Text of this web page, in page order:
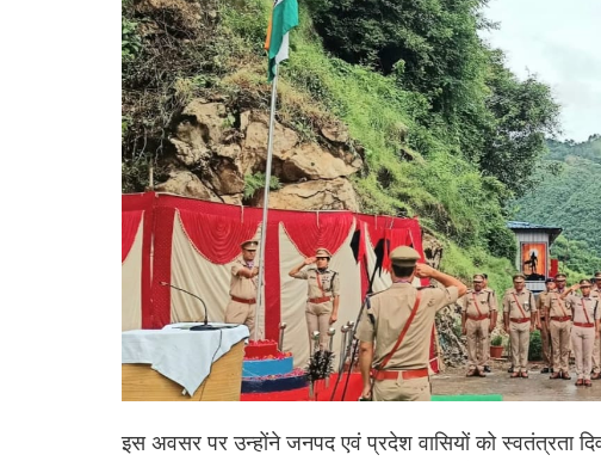
इस अवसर पर उन्होंने जनपद एवं प्रदेश वासियों को स्वतंत्रता